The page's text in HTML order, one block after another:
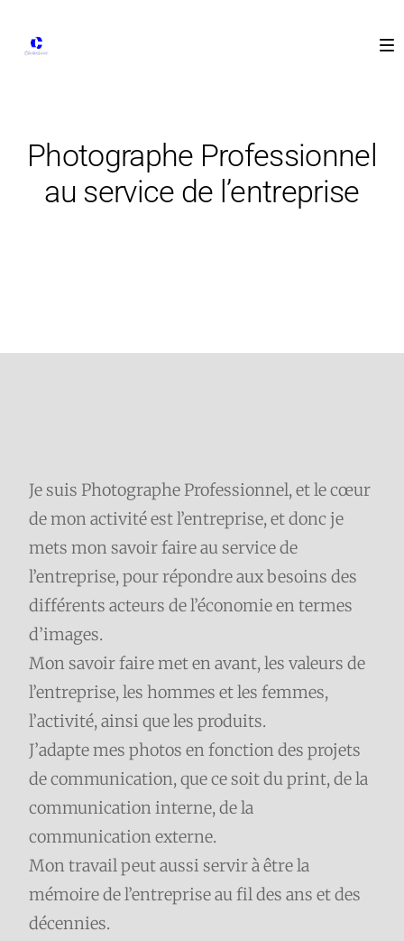
Photographe Professionnel
au service de l’entreprise
Je suis Photographe Professionnel, et le cœur
de mon activité est l’entreprise, et donc je
mets mon savoir faire au service de
l’entreprise, pour répondre aux besoins des
différents acteurs de l’économie en termes
d’images.
Mon savoir faire met en avant, les valeurs de
l’entreprise, les hommes et les femmes,
l’activité, ainsi que les produits.
J’adapte mes photos en fonction des projets
de communication, que ce soit du print, de la
communication interne, de la
communication externe.
Mon travail peut aussi servir à être la
mémoire de l’entreprise au fil des ans et des
décennies.